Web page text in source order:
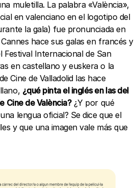
muletilla. La palabra «València»,
en valenciano en el logotipo del
la gala) fue pronunciada en
hace sus galas en francés y
Festival Internacional de San
en castellano y euskera o la
Cine de Valladolid las hace
¿qué pinta el inglés en las del
Cine de València?¿Y por qué
lengua oficial? Se dice que el
y que una imagen vale más que